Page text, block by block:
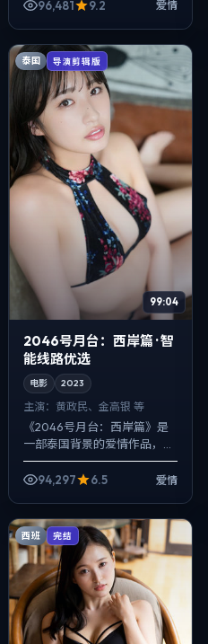
96,481 9.2 爱情
泰国 导演剪辑版
99:04
2046号月台：西岸篇 · 智
能线路优选
电影 2023
主演： 黄政民、金高银 等
《2046号月台：西岸篇》是
一部泰国背景的爱情作品，
2023年公映，由林超贤执
导，黄政民、金高银、咏梅等
94,297 6.5 爱情
西班 完结